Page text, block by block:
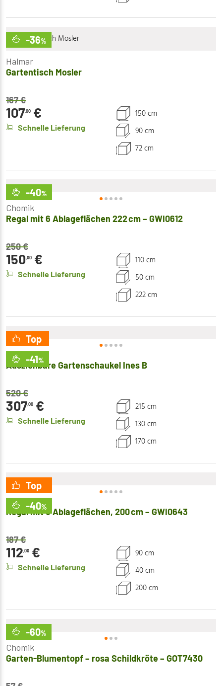
-36%
Halmar
Gartentisch Mosler
167€
107,00 €
Schnelle Lieferung
150 cm
90 cm
72 cm
-40%
Chomik
Regal mit 6 Ablageflächen 222 cm – GWI0612
250€
150,00 €
Schnelle Lieferung
110 cm
50 cm
222 cm
Top
-41%
Mirpol
Ausziehbare Gartenschaukel Ines B
520€
307,00 €
Schnelle Lieferung
215 cm
130 cm
170 cm
Top
-40%
Chomik
Regal mit 5 Ablageflächen, 200 cm – GWI0643
187€
112,00 €
Schnelle Lieferung
90 cm
40 cm
200 cm
-60%
Chomik
Garten-Blumentopf – rosa Schildkröte – GOT7430